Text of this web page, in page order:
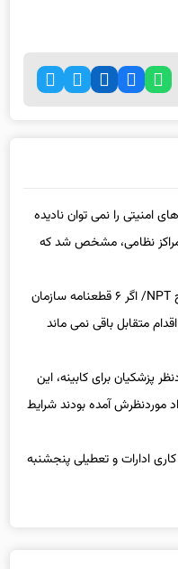
امنیتی را نمی توان نادیده
نظامی، مشخص شد که
اظهارات واعظی درباره خروج NPT/ اگر ۶ قطعنامه سازمان
متقابل باقی نمی‌ ماند
برای کابینه، این
موردنظرش آمده بودند شرایط
ادارات و تعطیلی پنجشنبه